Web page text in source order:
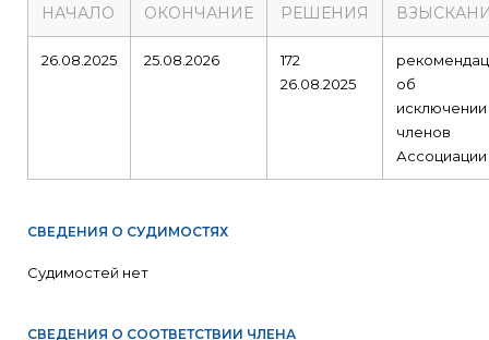
НАЧАЛО ОКОНЧАНИЕ
РЕШЕНИЯ
26.08.2025 25.08.2026
172
26.08.2025
об
исключении
членов
Ассоциации
СВЕДЕНИЯ О СУДИМОСТЯХ
Судимостей нет
СВЕДЕНИЯ О СООТВЕТСТВИИ ЧЛЕНА